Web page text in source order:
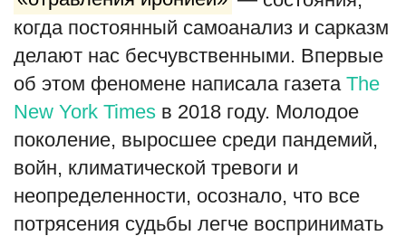
когда постоянный самоанализ и сарказм
делают нас бесчувственными. Впервые
об этом феномене написала газета The
New York Times в 2018 году. Молодое
поколение, выросшее среди пандемий,
войн, климатической тревоги и
неопределенности, осознало, что все
потрясения судьбы легче воспринимать